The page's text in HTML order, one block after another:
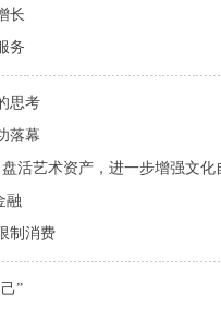
长
务
思考
落幕
活艺术资产，进一步增强文化
融
制消费
”